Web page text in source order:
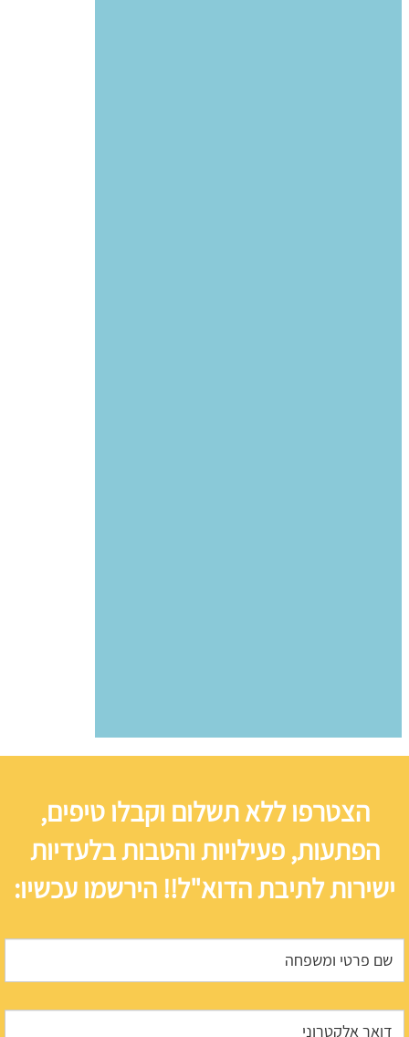
הצטרפו ללא תשלום וקבלו טיפים,
הפתעות, פעילויות והטבות בלעדיות
ישירות לתיבת הדוא"ל!! הירשמו עכשיו: